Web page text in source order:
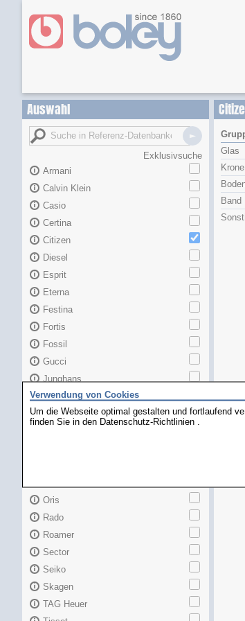
Auswahl
Exklusivsuche
Armani
Calvin Klein
Casio
Certina
Citizen
Diesel
Esprit
Eterna
Festina
Fortis
Fossil
Gucci
Junghans
Longines
Maurice Lacroix
Oris
Rado
Roamer
Sector
Seiko
Skagen
TAG Heuer
Glas
Krone
Band
Verwendung von Cookies
Um die Webseite optimal gestalten und fortlaufend
finden Sie in den Datenschutz-Richtlinien